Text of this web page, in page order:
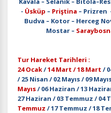
- Üsküp – Priştina – Prizren
Budva – Kotor – Herceg
Mostar –
Tur Hareket Tarihleri :
24 Ocak/14 Mart / 18 Mart /
/ 25 Nisan / 02 Mayıs / 09
Mayıs/ 06 Haziran / 13
27 Haziran / 03 Temmuz / 04
Temmuz / 17 Temmuz / 18